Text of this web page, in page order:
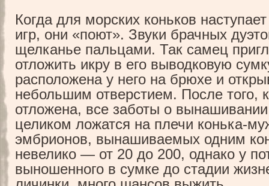
Когда для морских коньков
игр, они «поют». Звуки брачных
щелканье пальцами. Так самец
отложить икру в его выводковую
расположена у него на брюхе и
небольшим отверстием. После того,
отложена, все заботы о
целиком ложатся на плечи конька-
эмбрионов, вынашиваемых одним
невелико — от 20 до 200, однако у
выношенного в сумке до стадии